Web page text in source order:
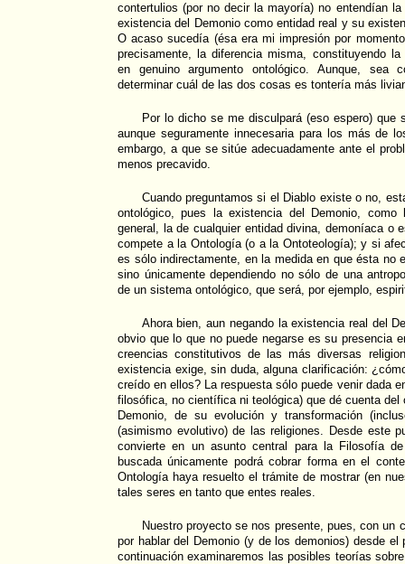
contertulios (por no decir la mayoría) no entendían
existencia del Demonio como entidad real y su
O acaso sucedía (ésa era mi impresión por
precisamente, la diferencia misma, constituyendo la
en genuino argumento ontológico. Aunque, sea
determinar cuál de las dos cosas es tontería más
Por lo dicho se me disculpará (eso espero) que
aunque seguramente innecesaria para los más de
embargo, a que se sitúe adecuadamente ante el
menos precavido.
Cuando preguntamos si el Diablo existe o no,
ontológico, pues la existencia del Demonio,
general, la de cualquier entidad divina, demoníaca o
compete a la Ontología (o a la Ontoteología); y si
es sólo indirectamente, en la medida en que ésta no
sino únicamente dependiendo no sólo de una
de un sistema ontológico, que será, por ejemplo,
Ahora bien, aun negando la existencia real del
obvio que lo que no puede negarse es su presencia
creencias constitutivos de las más diversas
existencia exige, sin duda, alguna clarificación:
creído en ellos? La respuesta sólo puede venir dada
filosófica, no científica ni teológica) que dé cuenta del
Demonio, de su evolución y transformación
(asimismo evolutivo) de las religiones. Desde este
convierte en un asunto central para la Filosofía
buscada únicamente podrá cobrar forma en el
Ontología haya resuelto el trámite de mostrar (en
tales seres en tanto que entes reales.
Nuestro proyecto se nos presente, pues, con un
por hablar del Demonio (y de los demonios) desde
continuación examinaremos las posibles teorías